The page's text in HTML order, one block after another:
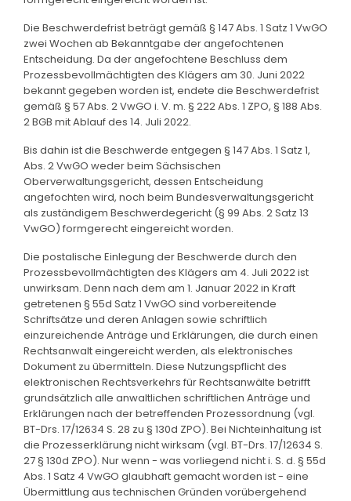
Die Beschwerdefrist beträgt gemäß § 147 Abs. 1 Satz 1 VwGO
zwei Wochen ab Bekanntgabe der angefochtenen
Entscheidung. Da der angefochtene Beschluss dem
Prozessbevollmächtigten des Klägers am 30. Juni 2022
bekannt gegeben worden ist, endete die Beschwerdefrist
gemäß § 57 Abs. 2 VwGO i. V. m. § 222 Abs. 1 ZPO, § 188 Abs.
2 BGB mit Ablauf des 14. Juli 2022.
Bis dahin ist die Beschwerde entgegen § 147 Abs. 1 Satz 1,
Abs. 2 VwGO weder beim Sächsischen
Oberverwaltungsgericht, dessen Entscheidung
angefochten wird, noch beim Bundesverwaltungsgericht
als zuständigem Beschwerdegericht (§ 99 Abs. 2 Satz 13
VwGO) formgerecht eingereicht worden.
Die postalische Einlegung der Beschwerde durch den
Prozessbevollmächtigten des Klägers am 4. Juli 2022 ist
unwirksam. Denn nach dem am 1. Januar 2022 in Kraft
getretenen § 55d Satz 1 VwGO sind vorbereitende
Schriftsätze und deren Anlagen sowie schriftlich
einzureichende Anträge und Erklärungen, die durch einen
Rechtsanwalt eingereicht werden, als elektronisches
Dokument zu übermitteln. Diese Nutzungspflicht des
elektronischen Rechtsverkehrs für Rechtsanwälte betrifft
grundsätzlich alle anwaltlichen schriftlichen Anträge und
Erklärungen nach der betreffenden Prozessordnung (vgl.
BT-Drs. 17/12634 S. 28 zu § 130d ZPO). Bei Nichteinhaltung ist
die Prozesserklärung nicht wirksam (vgl. BT-Drs. 17/12634 S.
27 § 130d ZPO). Nur wenn - was vorliegend nicht i. S. d. § 55d
Abs. 1 Satz 4 VwGO glaubhaft gemacht worden ist - eine
Übermittlung aus technischen Gründen vorübergehend